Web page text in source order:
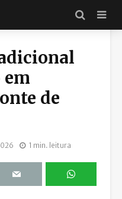
de
1 min. leitura